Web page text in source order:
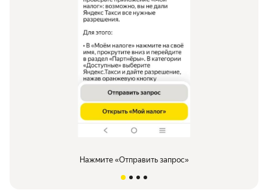
Нажмите «Отправить запрос»